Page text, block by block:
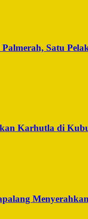
Satu
Karhutla di